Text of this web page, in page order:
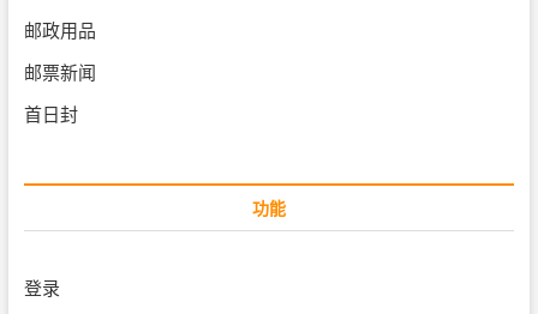
邮政用品
邮票新闻
首日封
功能
登录